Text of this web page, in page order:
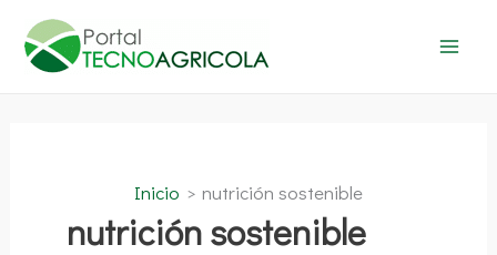
contenido
Inicio nutrición sostenible
nutrición sostenible